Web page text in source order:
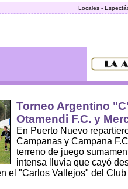
Locales -
Torneo Argentino
Otamendi F.C. y
En Puerto Nuevo
Campanas y Campana
terreno de juego
intensa lluvia que cayó
el "Carlos Vallejos" del